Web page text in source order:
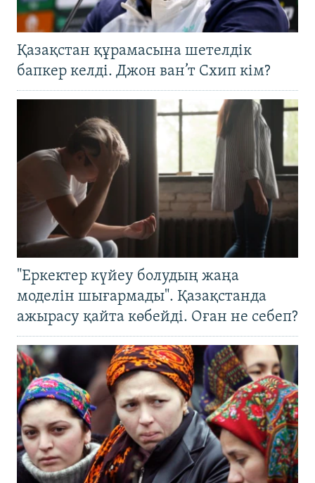
Қазақстан құрамасына шетелдік
бапкер келді. Джон ван’т Схип кім?
"Еркектер күйеу болудың жаңа
моделін шығармады". Қазақстанда
ажырасу қайта көбейді. Оған не себеп?